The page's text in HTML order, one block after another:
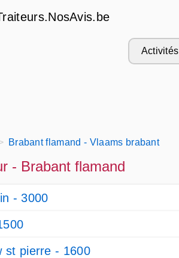
Activités
Brabant flamand - Vlaams brabant
- Brabant flamand
- 3000
st pierre - 1600